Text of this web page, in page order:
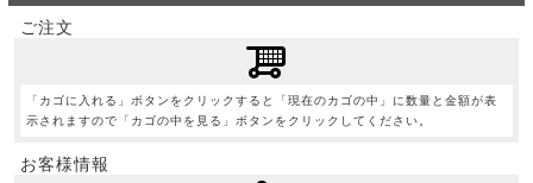
ご注文
「カゴに入れる」ボタンをクリックすると「現在のカゴの中」に数量と金額が表
示されますので「カゴの中を見る」ボタンをクリックしてください。
お客様情報